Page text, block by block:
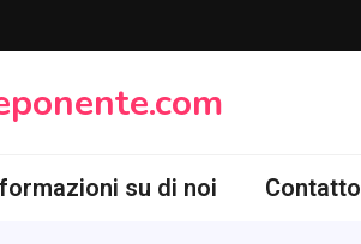
su di noi Contatto